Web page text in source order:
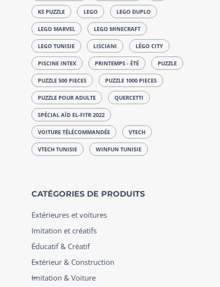
KS PUZZLE LEGO LEGO DUPLO
LEGO MARVEL LEGO MINECRAFT
LEGO TUNISIE LISCIANI LÉGO CITY
PISCINE INTEX PRINTEMPS - ÉTÉ PUZZLE
PUZZLE 500 PIECES PUZZLE 1000 PIECES
PUZZLE POUR ADULTE QUERCETTI
SPÉCIAL AÏD EL-FITR 2022
VOITURE TÉLÉCOMMANDÉE VTECH
VTECH TUNISIE WINFUN TUNISIE
CATÉGORIES DE PRODUITS
Extérieures et voitures
Imitation et créatifs
Éducatif & Créatif
Extérieur & Construction
Imitation & Voiture